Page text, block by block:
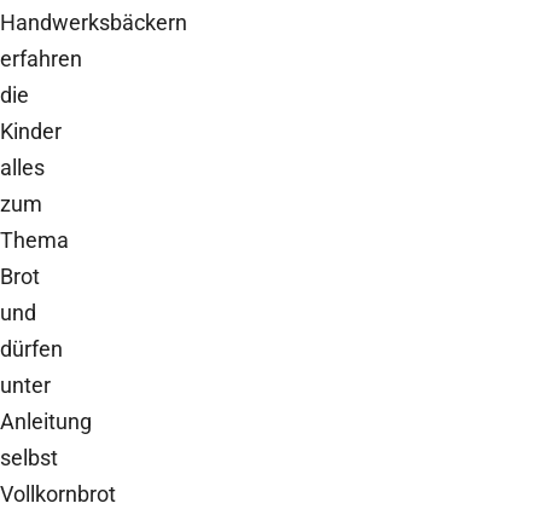
Handwerksbäckern
erfahren
die
Kinder
alles
zum
Thema
Brot
und
dürfen
unter
Anleitung
selbst
Vollkornbrot